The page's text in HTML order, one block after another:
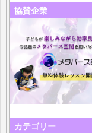
協賛企業
カテゴリー